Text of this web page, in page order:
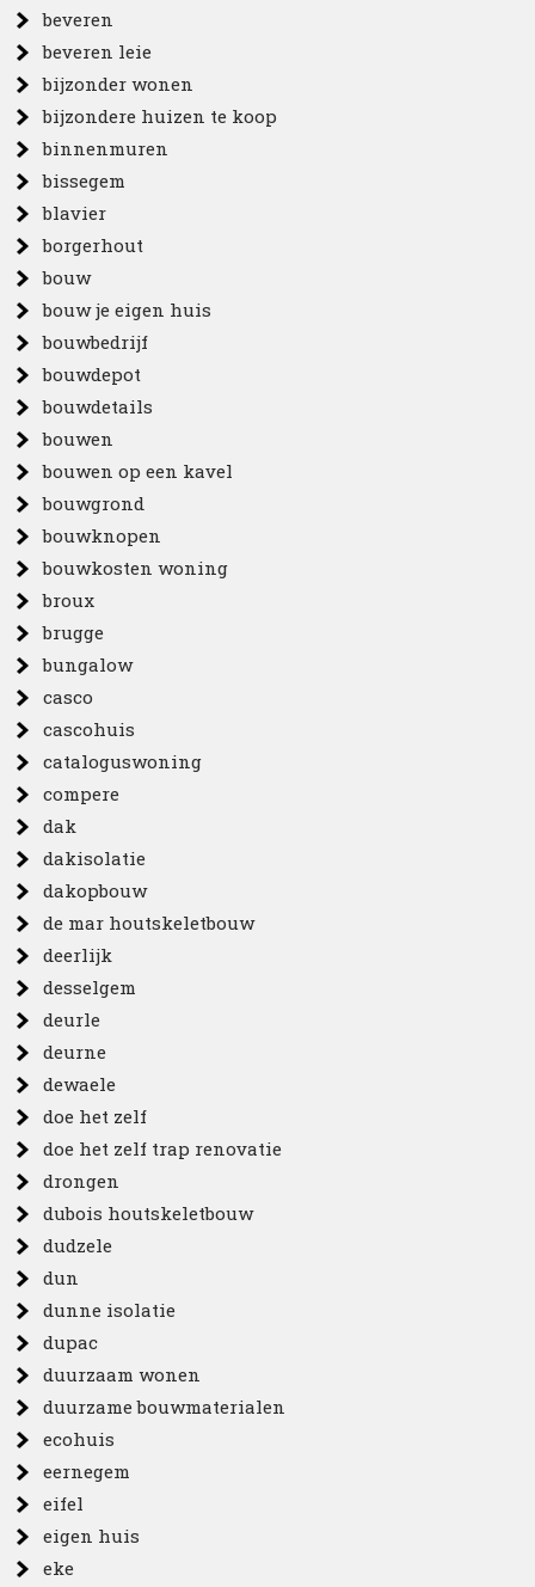
beveren
beveren leie
bijzonder wonen
bijzondere huizen te koop
binnenmuren
bissegem
blavier
borgerhout
bouw
bouw je eigen huis
bouwbedrijf
bouwdepot
bouwdetails
bouwen
bouwen op een kavel
bouwgrond
bouwknopen
bouwkosten woning
broux
brugge
bungalow
casco
cascohuis
cataloguswoning
compere
dak
dakisolatie
dakopbouw
de mar houtskeletbouw
deerlijk
desselgem
deurle
deurne
dewaele
doe het zelf
doe het zelf trap renovatie
drongen
dubois houtskeletbouw
dudzele
dun
dunne isolatie
dupac
duurzaam wonen
duurzame bouwmaterialen
ecohuis
eernegem
eifel
eigen huis
eke